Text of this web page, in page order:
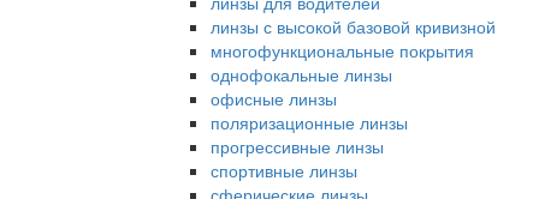
линзы с высокой базовой кривизной
многофункциональные покрытия
однофокальные линзы
офисные линзы
поляризационные линзы
прогрессивные линзы
спортивные линзы